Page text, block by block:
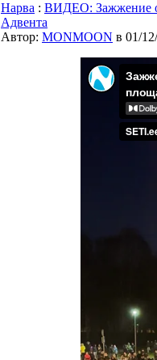
Нарва : ВИДЕО: Зажжение
Адвента
Автор: MONMOON в 01/